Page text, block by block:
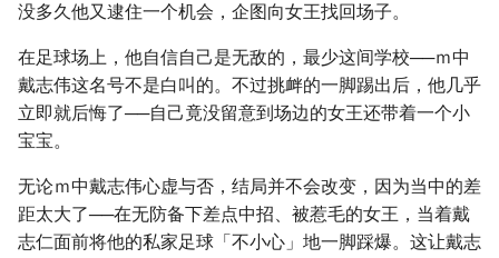
没多久他又逮住一个机会，企图向女王找回场子。
在足球场上，他自信自己是无敌的，最少这间学校──ｍ中
戴志伟这名号不是白叫的。不过挑衅的一脚踢出后，他几乎
立即就后悔了──自己竟没留意到场边的女王还带着一个小
宝宝。
无论ｍ中戴志伟心虚与否，结局并不会改变，因为当中的差
距太大了──在无防备下差点中招、被惹毛的女王，当着戴
志仁面前将他的私家足球「不小心」地一脚踩爆。这让戴志